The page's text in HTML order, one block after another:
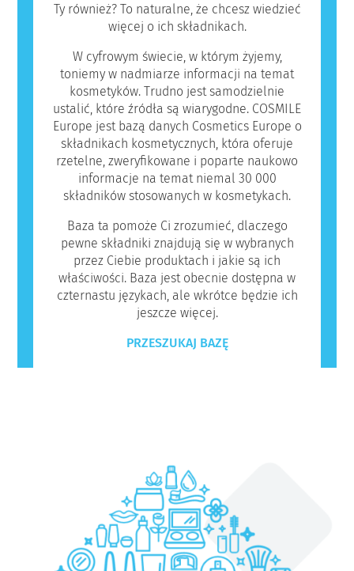
Ty również? To naturalne, że chcesz wiedzieć
więcej o ich składnikach.
W cyfrowym świecie, w którym żyjemy,
toniemy w nadmiarze informacji na temat
kosmetyków. Trudno jest samodzielnie
ustalić, które źródła są wiarygodne. COSMILE
Europe jest bazą danych Cosmetics Europe o
składnikach kosmetycznych, która oferuje
rzetelne, zweryfikowane i poparte naukowo
informacje na temat niemal 30 000
składników stosowanych w kosmetykach.
Baza ta pomoże Ci zrozumieć, dlaczego
pewne składniki znajdują się w wybranych
przez Ciebie produktach i jakie są ich
właściwości. Baza jest obecnie dostępna w
czternastu językach, ale wkrótce będzie ich
jeszcze więcej.
PRZESZUKAJ BAZĘ